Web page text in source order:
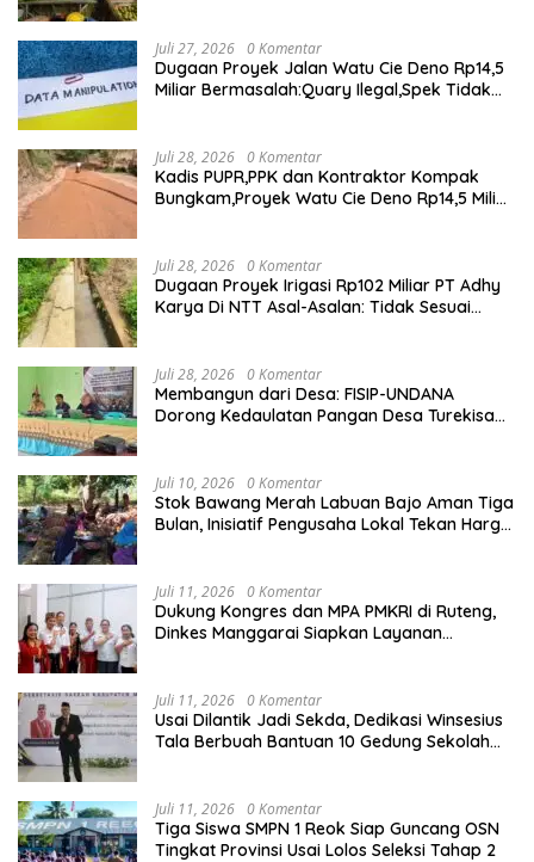
Juli 27, 2026 0 Komentar
Dugaan Proyek Jalan Watu Cie Deno Rp14,5
Miliar Bermasalah:Quary Ilegal,Spek Tidak
Juli 28, 2026 0 Komentar
Kadis PUPR,PPK dan Kontraktor Kompak
Bungkam,Proyek Watu Cie Deno Rp14,5 Miliar
Juli 28, 2026 0 Komentar
Dugaan Proyek Irigasi Rp102 Miliar PT Adhy
Karya Di NTT Asal-Asalan: Tidak Sesuai
Juli 28, 2026 0 Komentar
Membangun dari Desa: FISIP-UNDANA
Dorong Kedaulatan Pangan Desa Turekisa
Juli 10, 2026 0 Komentar
Stok Bawang Merah Labuan Bajo Aman Tiga
Bulan, Inisiatif Pengusaha Lokal Tekan Harga
Juli 11, 2026 0 Komentar
Dukung Kongres dan MPA PMKRI di Ruteng,
Dinkes Manggarai Siapkan Layanan
Juli 11, 2026 0 Komentar
Usai Dilantik Jadi Sekda, Dedikasi Winsesius
Tala Berbuah Bantuan 10 Gedung Sekolah
Juli 11, 2026 0 Komentar
Tiga Siswa SMPN 1 Reok Siap Guncang OSN
Tingkat Provinsi Usai Lolos Seleksi Tahap 2